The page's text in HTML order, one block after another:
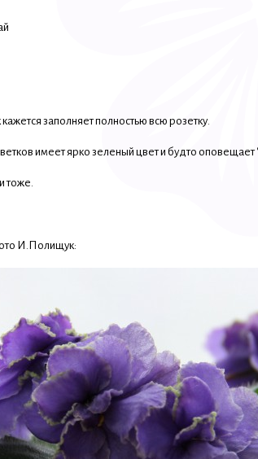
заполняет полностью всю розетку.
имеет ярко зеленый цвет и будто оповещает
тоже.
И.Полищук: